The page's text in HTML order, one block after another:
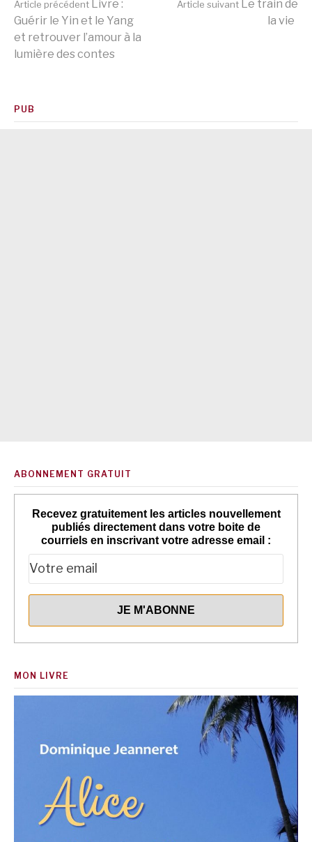
Lire
la
suite
Article précédent Livre :
Guérir le Yin et le Yang
et retrouver l’amour à la
lumière des contes
Article suivant Le train de
la vie
PUB
ABONNEMENT GRATUIT
Recevez gratuitement les articles nouvellement
publiés directement dans votre boite de
courriels en inscrivant votre adresse email :
MON LIVRE